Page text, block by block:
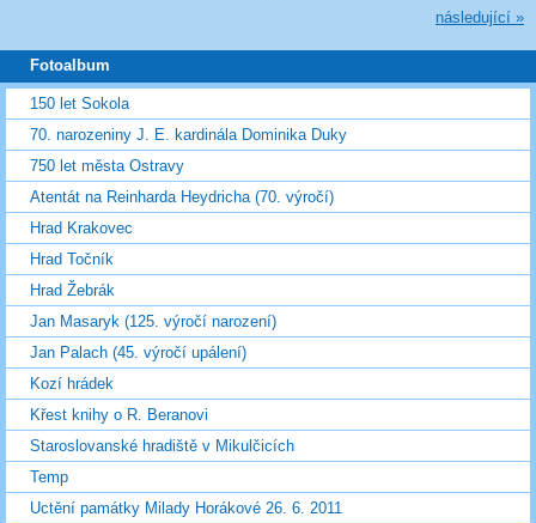
následující »
Fotoalbum
150 let Sokola
70. narozeniny J. E. kardinála Dominika Duky
750 let města Ostravy
Atentát na Reinharda Heydricha (70. výročí)
Hrad Krakovec
Hrad Točník
Hrad Žebrák
Jan Masaryk (125. výročí narození)
Jan Palach (45. výročí upálení)
Kozí hrádek
Křest knihy o R. Beranovi
Staroslovanské hradiště v Mikulčicích
Temp
Uctění památky Milady Horákové 26. 6. 2011